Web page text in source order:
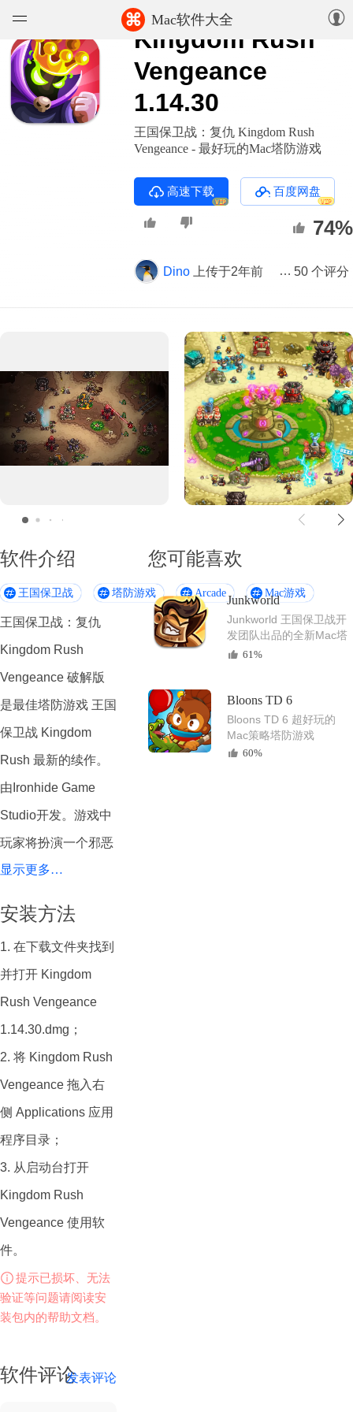
⌘ Mac软件大全
软件
游戏
Kingdom Rush
Vengeance
1.14.30
王国保卫战：复仇 Kingdom Rush
Vengeance - 最好玩的Mac塔防游戏
高速下载
VIP
百度网盘
VIP
74%
Dino 上传于2年前 版本 1.14.30
50 个评分
软件介绍
王国保卫战 塔防游戏 Arcade Mac游戏
王国保卫战：复仇
Kingdom Rush
Vengeance 破解版
是最佳塔防游戏 王国
保卫战 Kingdom
Rush 最新的续作。
由Ironhide Game
Studio开发。游戏中
玩家将扮演一个邪恶
的大魔王，领导着自
同类型的英雄和防御
塔，旨在征服整个王
国。
在游戏中有许多不同
的塔和单位，每种塔
和单位都有其独特的
能力和特点，玩家需
要根据敌人的类型和
攻击方式来选择合适
的防御策略。游戏还
有各种各样的升级和
升阶选项，使得游戏
更加有趣。
游戏画面精美，场景
布局、人物动作都非
中还有一个有趣的剧
显示更多…
安装方法
1. 在下载文件夹找到
并打开 Kingdom
Rush Vengeance
1.14.30.dmg；
2. 将 Kingdom Rush
Vengeance 拖入右
侧 Applications 应用
程序目录；
3. 从启动台打开
Kingdom Rush
Vengeance 使用软
件。
提示已损坏、无法
验证等问题请阅读安
装包内的帮助文档。
您可能喜欢
Junkworld
Junkworld 王国保卫战开
发团队出品的全新Mac塔
防游戏
61%
Bloons TD 6
Bloons TD 6 超好玩的
Mac策略塔防游戏
60%
软件评论发表评论